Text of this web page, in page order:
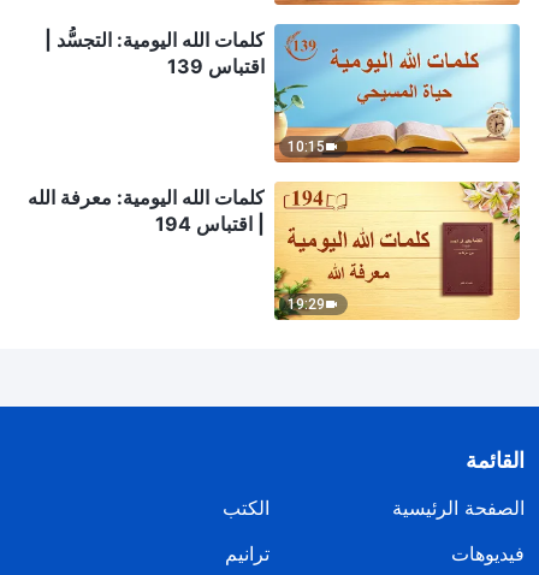
10:15
كلمات الله اليومية: التجسُّد |
اقتباس 139
19:29
كلمات الله اليومية: معرفة الله
| اقتباس 194
القائمة
الصفحة الرئيسية
الكتب
فيديوهات
ترانيم